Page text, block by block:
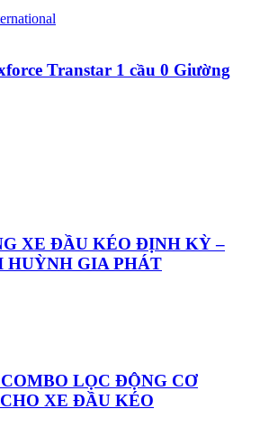
Transtar 1 cầu 0 Giường
XE ĐẦU KÉO ĐỊNH KỲ –
HUỲNH GIA PHÁT
LỌC ĐỘNG CƠ
XE ĐẦU KÉO